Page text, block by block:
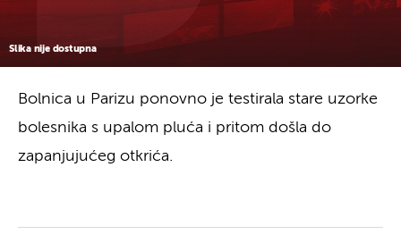
Slika nije dostupna
Bolnica u Parizu ponovno je testirala stare uzorke
bolesnika s upalom pluća i pritom došla do
zapanjujućeg otkrića.